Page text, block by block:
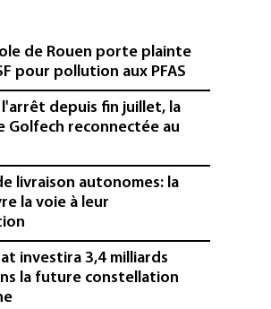
de Rouen porte plainte
pour pollution aux PFAS
l'arrêt depuis fin juillet, la
Golfech reconnectée au
livraison autonomes: la
la voie à leur
investira 3,4 milliards
la future constellation